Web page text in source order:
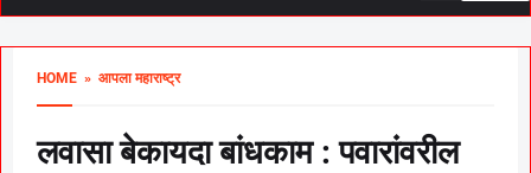
HOME » आपला महाराष्ट्र
लवासा बेकायदा बांधकाम : पवारांवरील